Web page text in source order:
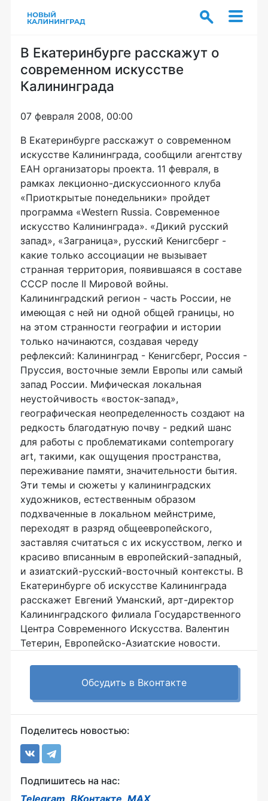
В Екатеринбурге расскажут о
современном искусстве
Калининграда
07 февраля 2008, 00:00
В Екатеринбурге расскажут о современном
искусстве Калининграда, сообщили агентству
ЕАН организаторы проекта. 11 февраля, в
рамках лекционно-дискуссионного клуба
«Приоткрытые понедельники» пройдет
программа «Western Russia. Современное
искусство Калининграда». «Дикий русский
запад», «Заграница», русский Кенигсберг -
какие только ассоциации не вызывает
странная территория, появившаяся в составе
СССР после II Мировой войны.
Калининградский регион - часть России, не
имеющая с ней ни одной общей границы, но
на этом странности географии и истории
только начинаются, создавая череду
рефлексий: Калининград - Кенигсберг, Россия -
Пруссия, восточные земли Европы или самый
запад России. Мифическая локальная
неустойчивость «восток-запад»,
географическая неопределенность создают на
редкость благодатную почву - редкий шанс
для работы с проблематиками contemporary
art, такими, как ощущения пространства,
переживание памяти, значительности бытия.
Эти темы и сюжеты у калининградских
художников, естественным образом
подхваченные в локальном мейнстриме,
переходят в разряд общеевропейского,
заставляя считаться с их искусством, легко и
красиво вписанным в европейский-западный,
и азиатский-русский-восточный контексты. В
Екатеринбурге об искусстве Калининграда
расскажет Евгений Уманский, арт-директор
Калининградского филиала Государственного
Центра Современного Искусства. Валентин
Тетерин, Европейско-Азиатские новости.
Обсудить в Вконтакте
Поделитесь новостью:
Подпишитесь на нас:
Telegram, ВКонтакте, MAX